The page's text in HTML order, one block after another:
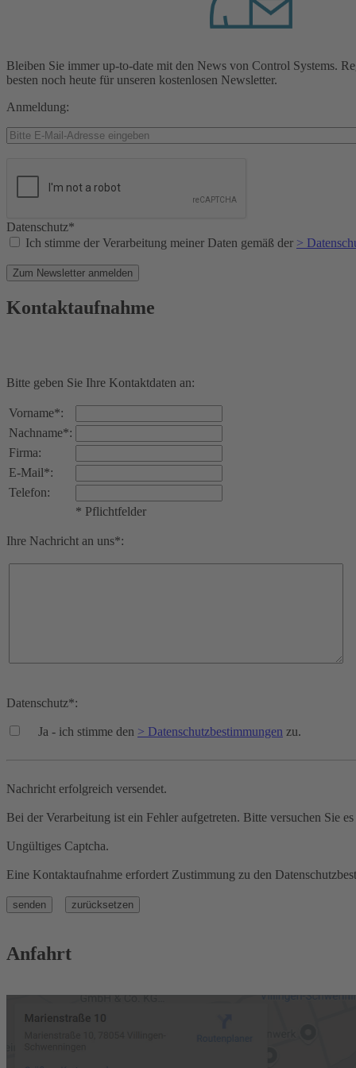
Bleiben Sie immer up-to-date mit den News von Control Systems.
besten noch heute für unseren kostenlosen Newsletter.
Anmeldung:
Datenschutz*
Ich stimme der Verarbeitung meiner Daten gemäß der >
Zum Newsletter anmelden
Kontaktaufnahme
Bitte geben Sie Ihre Kontaktdaten an:
Vorname*:
Nachname*:
Firma:
E-Mail*:
Telefon:
* Pflichtfelder
Ihre Nachricht an uns*:
Datenschutz*:
Ja - ich stimme den > Datenschutzbestimmungen zu.
Nachricht erfolgreich versendet.
Bei der Verarbeitung ist ein Fehler aufgetreten. Bitte versuchen Sie es
Ungültiges Captcha.
Eine Kontaktaufnahme erfordert Zustimmung zu den
Anfahrt